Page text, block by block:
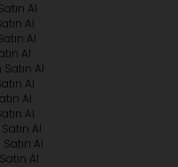
Al
Al
Al
Al
Satın Al
Al
Al
Al
Al
Satın Al
Al